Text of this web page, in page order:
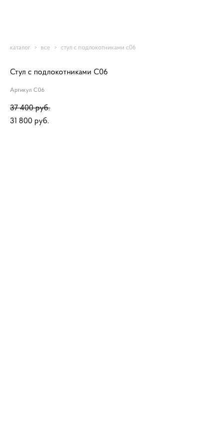
каталог > все > стул с подлокотниками с06
Стул с подлокотниками С06
Артикул С06
37 400 pуб.
31 800 pуб.